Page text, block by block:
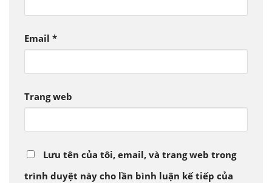
Email *
Trang web
Lưu tên của tôi, email, và trang web trong
trình duyệt này cho lần bình luận kế tiếp của